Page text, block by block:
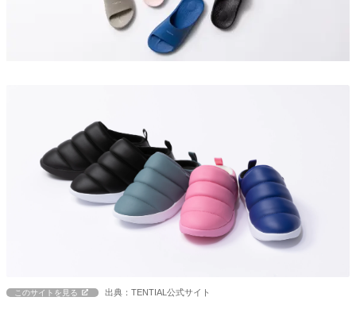
このサイトを見る 出典：TENTIAL公式サイト